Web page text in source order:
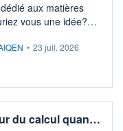
aux matières
vous une idée?
• 23 juil. 2026
du calcul quan…